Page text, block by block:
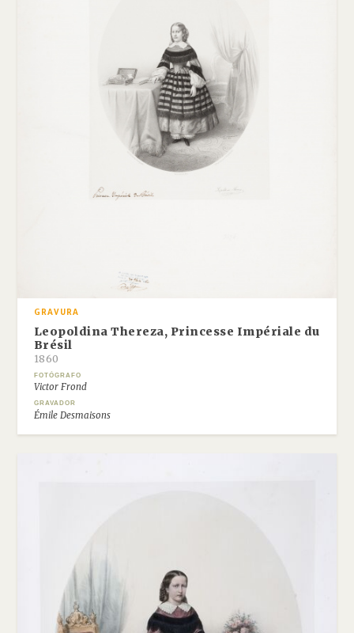
GRAVURA
Leopoldina Thereza, Princesse Impériale du
Brésil
1860
FOTÓGRAFO
Victor Frond
GRAVADOR
Émile Desmaisons